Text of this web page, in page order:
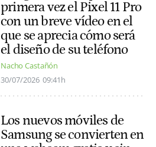
primera vez el Pixel 11 Pro
con un breve vídeo en el
que se aprecia cómo será
el diseño de su teléfono
Nacho Castañón
30/07/2026 09:41h
Los nuevos móviles de
Samsung se convierten en